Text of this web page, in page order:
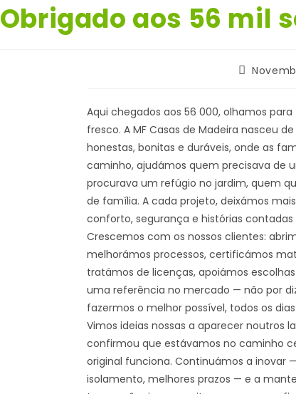
Obrigado aos 56 mil
Post
Aqui chegados aos 56 000, olhamos
fresco. A MF Casas de Madeira nasceu
honestas, bonitas e duráveis, onde as
caminho, ajudámos quem precisava de
procurava um refúgio no jardim, quem
de família. A cada projeto, deixámos
conforto, segurança e histórias contadas
Crescemos com os nossos clientes:
melhorámos processos, certificámos
tratámos de licenças, apoiámos
uma referência no mercado — não por
fazermos o melhor possível, todos os dias.
Vimos ideias nossas a aparecer noutros
confirmou que estávamos no caminho
original funciona. Continuámos a inovar
isolamento, melhores prazos — e a